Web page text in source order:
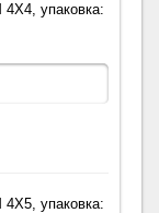
упаковка:
упаковка: